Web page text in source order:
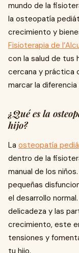
mundo de la
la osteopatía
crecimiento y
Fisioterapia de
con la salud de tus
cercana y práctica
marcar la diferencia
¿Qué es la
hijo?
La osteopatía
dentro de la
manual de los
pequeñas
el desarrollo
delicadeza y las
crecimiento, este
tensiones y
tu hijo.